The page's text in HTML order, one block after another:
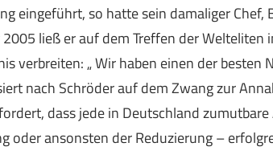
eingeführt, so hatte sein damaliger Chef,
ließ er auf dem Treffen der Welteliten
verbreiten: „ Wir haben einen der besten
nach Schröder auf dem Zwang zur
dass jede in Deutschland
ansonsten der Reduzierung –